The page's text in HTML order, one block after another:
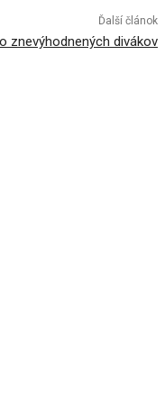
Ďalší článok
znevýhodnených divákov